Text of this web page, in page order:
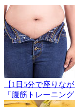
【1日5分で座りな
「腹筋トレーニン